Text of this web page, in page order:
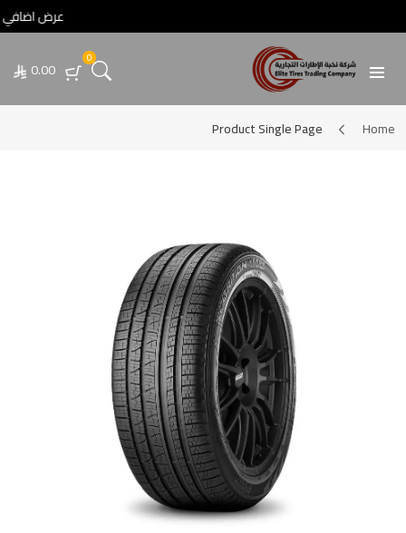
عرض اضافي خصم 5% عند الدفع تحويل أو عبر💳 مدى / فيزا / ماستركارد • عرض اضافي خصم 5% عند الدفع تحويل أو عبر💳 مدى / فيزا / ماستركارد
0
0.00
Home
Product Single Page